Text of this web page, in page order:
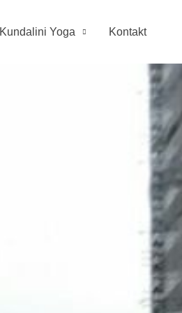
Kundalini Yoga Kontakt